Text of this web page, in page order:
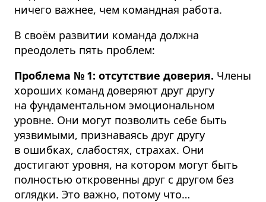
ничего важнее, чем командная работа.
В своём развитии команда должна
преодолеть пять проблем:
Проблема № 1: отсутствие доверия. Члены
хороших команд доверяют друг другу
на фундамен­тальном эмоциональном
уровне. Они могут позволить себе быть
уязвимыми, признаваясь друг другу
в ошибках, слабостях, страхах. Они
достигают уровня, на котором могут быть
полностью откровенны друг с другом без
оглядки. Это важно, потому что…